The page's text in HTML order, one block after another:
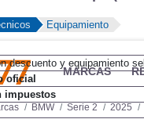
MARCAS
BMW Serie 2 2025
Equipamiento
descuento y equipamiento
oficial
impuestos